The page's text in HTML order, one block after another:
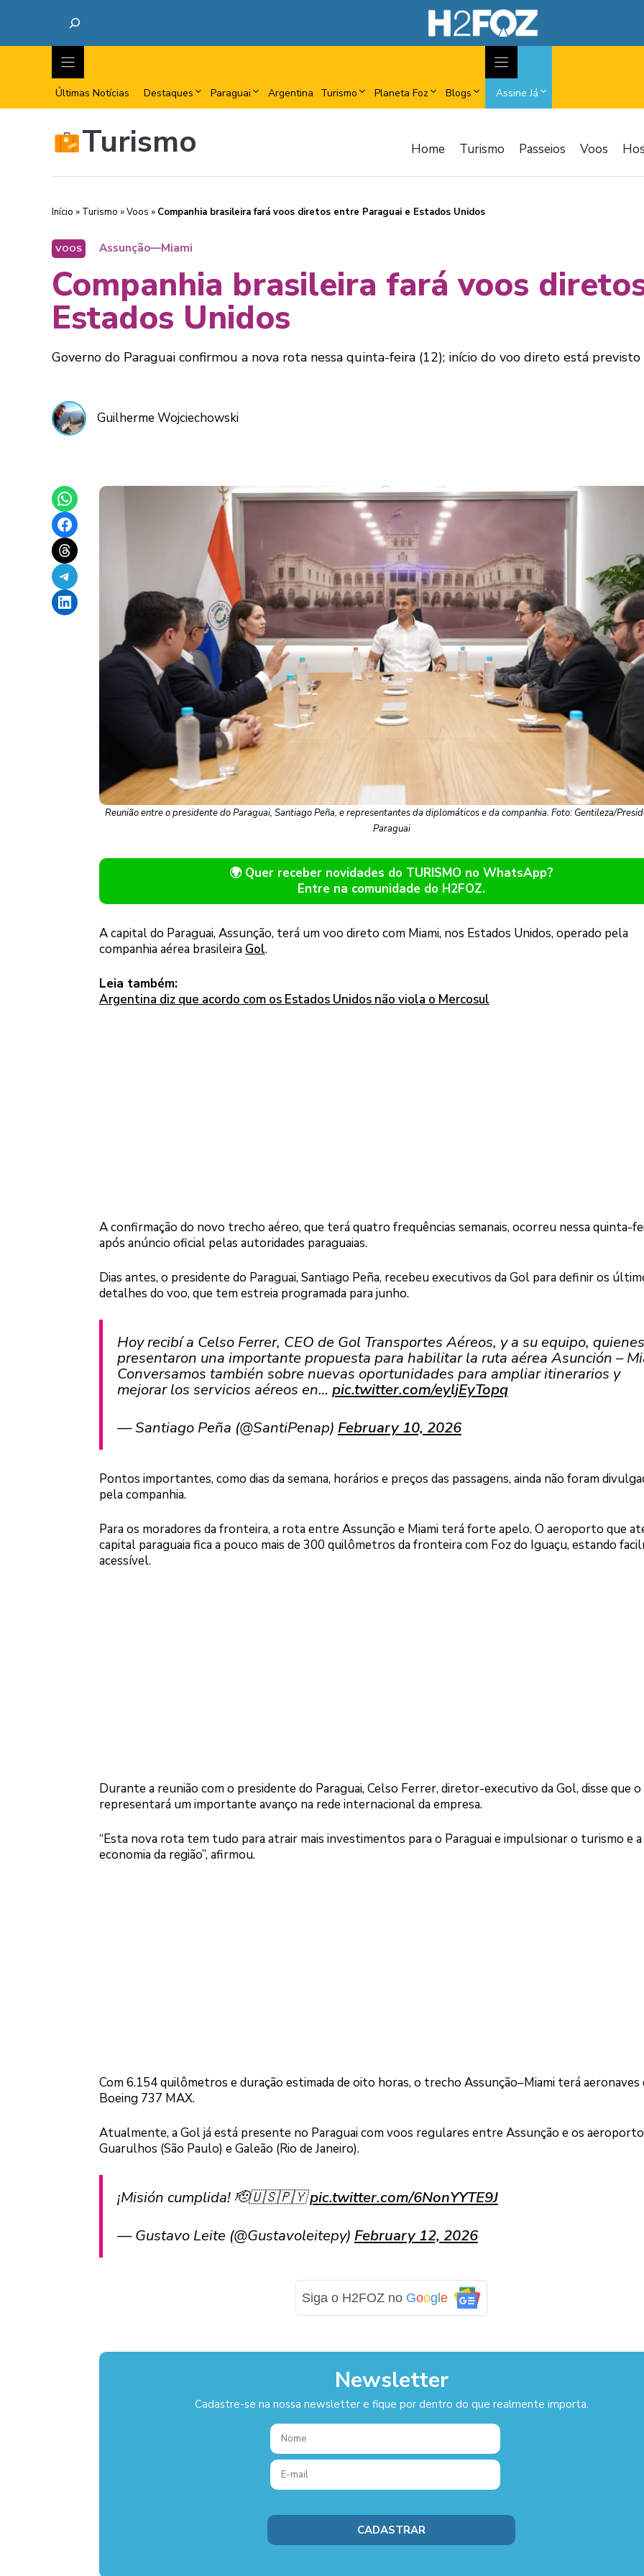
Últimas Notícias Destaques Paraguai Argentina Turismo Planeta Foz Blogs Assine Já
Turismo Home Turismo Passeios Voos
Início » Turismo »Voos » Companhia brasileira fará voos diretos entre Paraguai e Estados Unidos
VOOS Assunção—Miami
Companhia brasileira fará voos
Estados Unidos
Governo do Paraguai confirmou a nova rota nessa quinta-feira (12); início do voo direto está
Guilherme Wojciechowski
Share on WhatsApp
Share on Facebook
Share on Threads
Share on Telegram
Share on LinkedIn
Reunião entre o presidente do Paraguai, Santiago Peña, e representantes da diplomáticos e da companhia. Foto: Gentileza/
Paraguai
🌍 Quer receber novidades do TURISMO no WhatsApp?
Entre na comunidade do H2FOZ.
A capital do Paraguai, Assunção, terá um voo direto com Miami, nos Estados Unidos, operado pela
companhia aérea brasileira Gol.
Leia também:
Argentina diz que acordo com os Estados Unidos não viola o Mercosul
A confirmação do novo trecho aéreo, que terá quatro frequências semanais, ocorreu nessa quinta-
após anúncio oficial pelas autoridades paraguaias.
Dias antes, o presidente do Paraguai, Santiago Peña, recebeu executivos da Gol para definir os
detalhes do voo, que tem estreia programada para junho.
Hoy recibí a Celso Ferrer, CEO de Gol Transportes Aéreos, y a su equipo,
presentaron una importante propuesta para habilitar la ruta aérea Asunción –
Conversamos también sobre nuevas oportunidades para ampliar itinerarios y
mejorar los servicios aéreos en… pic.twitter.com/eyljEyTopq
— Santiago Peña (@SantiPenap) February 10, 2026
Pontos importantes, como dias da semana, horários e preços das passagens, ainda não foram
pela companhia.
Para os moradores da fronteira, a rota entre Assunção e Miami terá forte apelo. O aeroporto que
capital paraguaia fica a pouco mais de 300 quilômetros da fronteira com Foz do Iguaçu, estando
acessível.
Durante a reunião com o presidente do Paraguai, Celso Ferrer, diretor-executivo da Gol, disse que
representará um importante avanço na rede internacional da empresa.
“Esta nova rota tem tudo para atrair mais investimentos para o Paraguai e impulsionar o turismo e a
economia da região”, afirmou.
Com 6.154 quilômetros e duração estimada de oito horas, o trecho Assunção–Miami terá
Boeing 737 MAX.
Atualmente, a Gol já está presente no Paraguai com voos regulares entre Assunção e os
Guarulhos (São Paulo) e Galeão (Rio de Janeiro).
¡Misión cumplida! 🫡🇺🇸🇵🇾pic.twitter.com/6NonYYTE9J
— Gustavo Leite (@Gustavoleitepy) February 12, 2026
Siga o H2FOZ no Google
Newsletter
Cadastre-se na nossa newsletter e fique por dentro do que realmente importa.